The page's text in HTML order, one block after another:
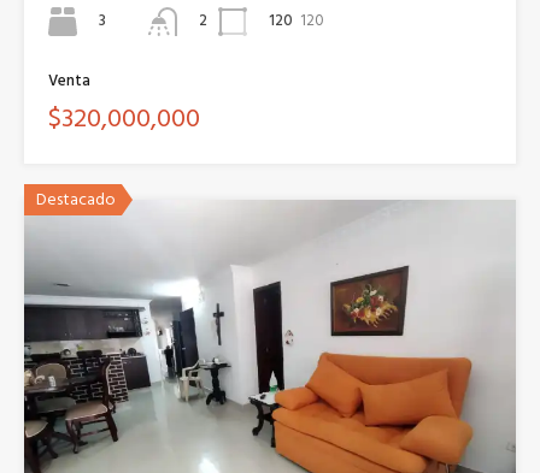
3
2
120 120
Venta
$320,000,000
Destacado